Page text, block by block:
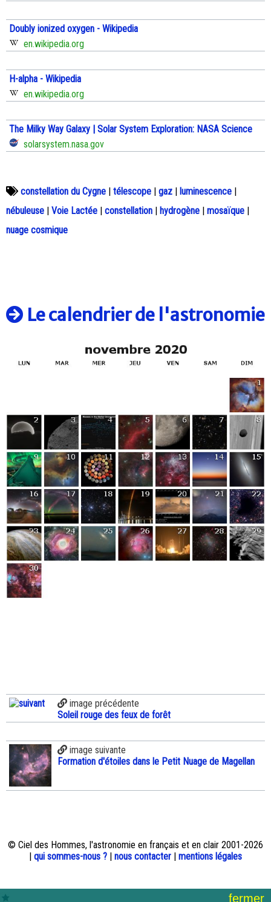
Doubly ionized oxygen - Wikipedia
en.wikipedia.org
H-alpha - Wikipedia
en.wikipedia.org
The Milky Way Galaxy | Solar System Exploration: NASA Science
solarsystem.nasa.gov
constellation du Cygne | télescope | gaz | luminescence |
nébuleuse | Voie Lactée | constellation | hydrogène | mosaïque |
nuage cosmique
Le calendrier de l'astronomie
image précédente
Soleil rouge des feux de forêt
image suivante
Formation d'étoiles dans le Petit Nuage de Magellan
© Ciel des Hommes, l'astronomie en français et en clair 2001-2026
qui sommes-nous ? nous contacter mentions légales
fermer